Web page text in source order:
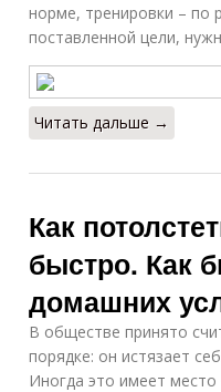
норме, тренировки – по
поставленной цели,
Читать дальше →
Как
быстро. Как
домашних
В обществе принято
порядке: он истязает
Иногда это имеет